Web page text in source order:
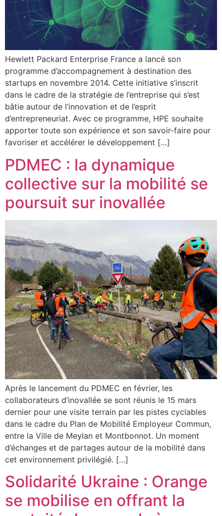
Hewlett Packard Enterprise France a lancé son
programme d’accompagnement à destination des
startups en novembre 2014. Cette initiative s’inscrit
dans le cadre de la stratégie de l’entreprise qui s’est
bâtie autour de l’innovation et de l’esprit
d’entrepreneuriat. Avec ce programme, HPE souhaite
apporter toute son expérience et son savoir-faire pour
favoriser et accélérer le développement […]
PDMEC : la dynamique
collective sur la mobilité se
poursuit sur inovallée
Après le lancement du PDMEC en février, les
collaborateurs d’inovallée se sont réunis le 15 mars
dernier pour une visite terrain par les pistes cyclables
dans le cadre du Plan de Mobilité Employeur Commun,
entre la Ville de Meylan et Montbonnot. Un moment
d’échanges et de partages autour de la mobilité dans
cet environnement privilégié. […]
Solidarité Ukraine : Orange
se mobilise en offrant la